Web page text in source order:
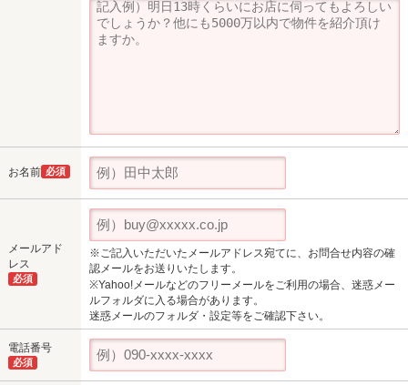
お名前 必須
メールアド
レス
必須
※ご記入いただいたメールアドレス宛てに、お問合せ内容の確
認メールをお送りいたします。
※Yahoo!メールなどのフリーメールをご利用の場合、迷惑メー
ルフォルダに入る場合があります。
迷惑メールのフォルダ・設定等をご確認下さい。
電話番号
必須